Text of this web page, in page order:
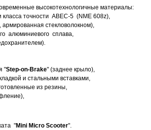
высокотехнологичные материалы:
точности ABEC-5 (NME 608z),
стекловолокном),
алюминиевого сплава,
"Step-on-Brake" (заднее крыло),
и стальными вставками,
из резины,
"Mini Micro Scooter".